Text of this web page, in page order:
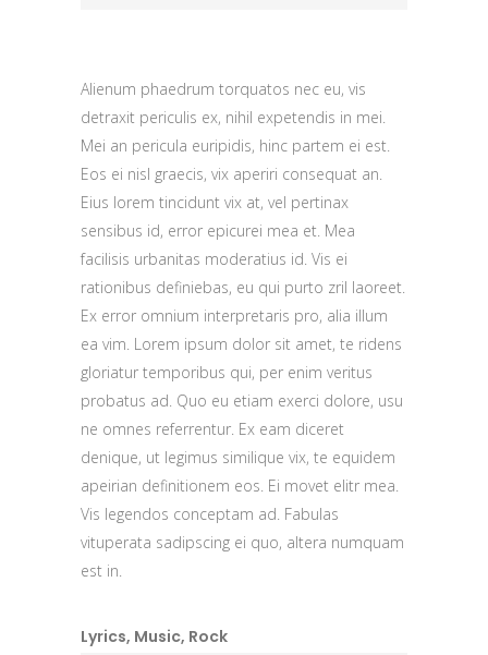
Alienum phaedrum torquatos nec eu, vis
detraxit periculis ex, nihil expetendis in mei.
Mei an pericula euripidis, hinc partem ei est.
Eos ei nisl graecis, vix aperiri consequat an.
Eius lorem tincidunt vix at, vel pertinax
sensibus id, error epicurei mea et. Mea
facilisis urbanitas moderatius id. Vis ei
rationibus definiebas, eu qui purto zril laoreet.
Ex error omnium interpretaris pro, alia illum
ea vim. Lorem ipsum dolor sit amet, te ridens
gloriatur temporibus qui, per enim veritus
probatus ad. Quo eu etiam exerci dolore, usu
ne omnes referrentur. Ex eam diceret
denique, ut legimus similique vix, te equidem
apeirian definitionem eos. Ei movet elitr mea.
Vis legendos conceptam ad. Fabulas
vituperata sadipscing ei quo, altera numquam
est in.
Lyrics, Music, Rock